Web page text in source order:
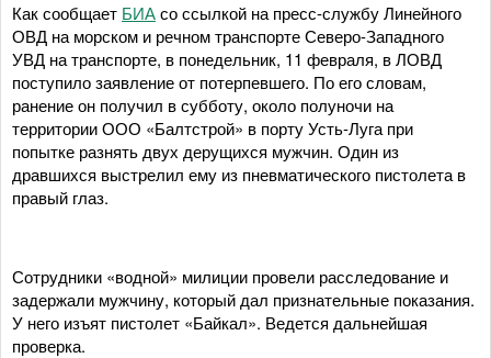
Как сообщает БИАсо ссылкой на пресс-службу Линейного
ОВД на морском и речном транспорте Северо-Западного
УВД на транспорте, в понедельник, 11 февраля, в ЛОВД
поступило заявление от потерпевшего. По его словам,
ранение он получил в субботу, около полуночи на
территории ООО «Балтстрой» в порту Усть-Луга при
попытке разнять двух дерущихся мужчин. Один из
дравшихся выстрелил ему из пневматического пистолета в
правый глаз.
Сотрудники «водной» милиции провели расследование и
задержали мужчину, который дал признательные показания.
У него изъят пистолет «Байкал». Ведется дальнейшая
проверка.